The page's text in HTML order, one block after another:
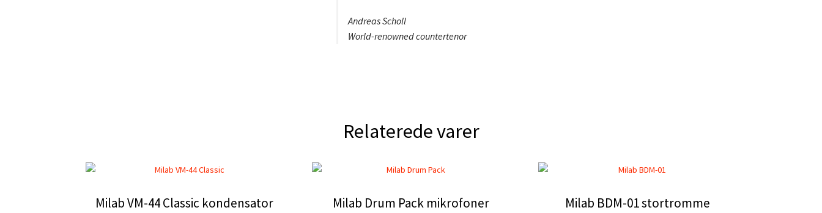
Andreas Scholl
World-renowned countertenor
Relaterede varer
Milab VM-44 Classic kondensator
Milab Drum Pack mikrofoner
Milab BDM-01 stortromme